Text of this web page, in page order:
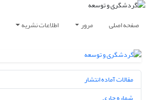
صفحه اصلی مرور اطلاعات نشریه
مقالات آماده انتشار